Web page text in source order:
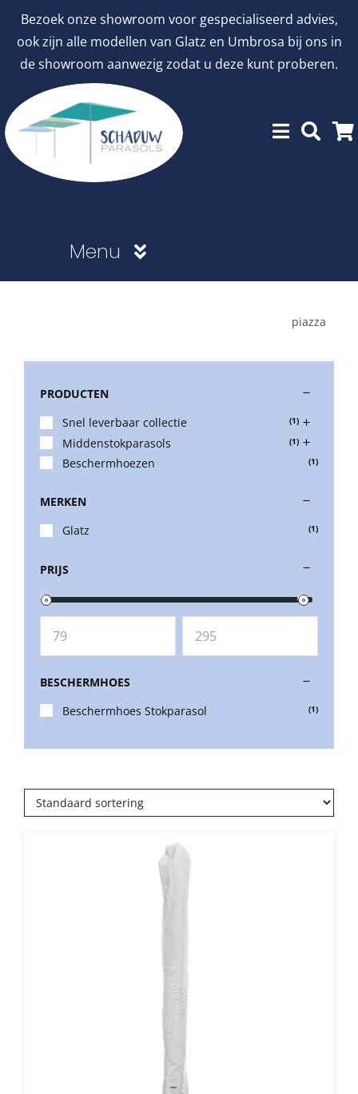
Bezoek onze showroom voor gespecialiseerd advies,
ook zijn alle modellen van Glatz en Umbrosa bij ons in
de showroom aanwezig zodat u deze kunt proberen.
inhoud
Menu
Stokparasols
Zweefparasols
Horeca parasols
Schaduwdoeken
Snel leverbaar
Parasolvoeten
Beschermhoezen
Glatz stofstalen collectie Sampleboeken
Umbrosa en Paraflex parasoldoeken
piazza
PRODUCTEN
Snel leverbaar collectie
(1)
Middenstokparasols (1)
Beschermhoezen (1)
MERKEN
Glatz
(1)
PRIJS
BESCHERMHOES
Beschermhoes Stokparasol
(1)